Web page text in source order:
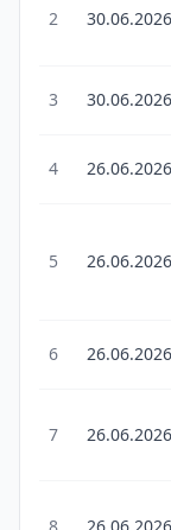
2 30.06.2026
3 30.06.2026
4 26.06.2026
5 26.06.2026
6 26.06.2026
7 26.06.2026